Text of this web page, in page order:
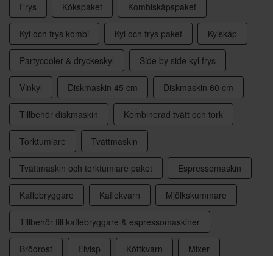
Frys Kökspaket Kombiskåpspaket
Kyl och frys kombi Kyl och frys paket Kylskåp
Partycooler & dryckeskyl Side by side kyl frys
Vinkyl Diskmaskin 45 cm Diskmaskin 60 cm
Tillbehör diskmaskin Kombinerad tvätt och tork
Torktumlare Tvättmaskin
Tvättmaskin och torktumlare paket Espressomaskin
Kaffebryggare Kaffekvarn Mjölkskummare
Tillbehör till kaffebryggare & espressomaskiner
Brödrost Elvisp Köttkvarn Mixer